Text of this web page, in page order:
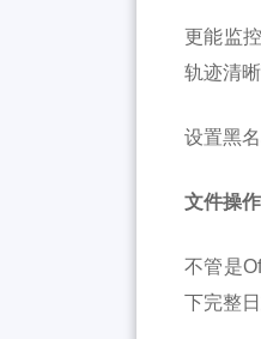
更能监
轨迹清晰
设置黑
文件操
不管是
下完整日